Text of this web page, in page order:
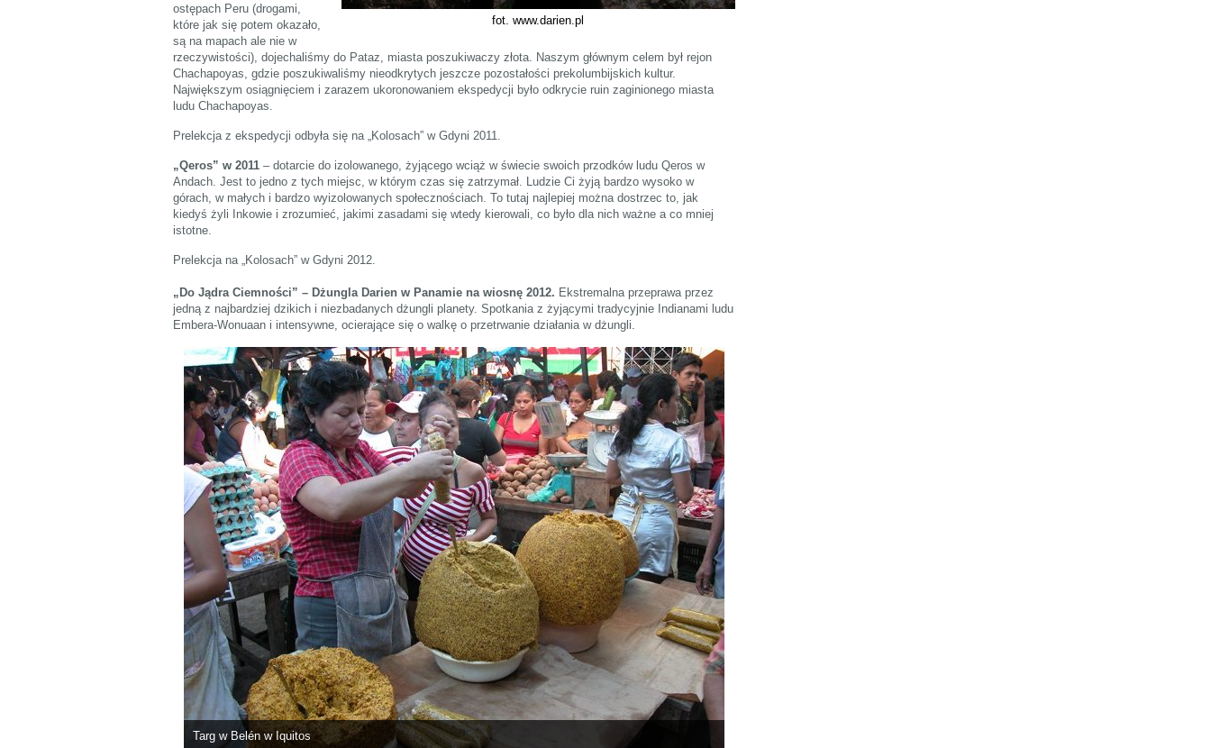
fot. www.darien.pl
ostępach Peru (drogami,
które jak się potem okazało,
są na mapach ale nie w
rzeczywistości), dojechaliśmy do Pataz, miasta poszukiwaczy złota. Naszym głównym celem był rejon
Chachapoyas, gdzie poszukiwaliśmy nieodkrytych jeszcze pozostałości prekolumbijskich kultur.
Największym osiągnięciem i zarazem ukoronowaniem ekspedycji było odkrycie ruin zaginionego miasta
ludu Chachapoyas.
Prelekcja z ekspedycji odbyła się na „Kolosach” w Gdyni 2011.
„Qeros” w 2011 – dotarcie do izolowanego, żyjącego wciąż w świecie swoich przodków ludu Qeros w
Andach. Jest to jedno z tych miejsc, w którym czas się zatrzymał. Ludzie Ci żyją bardzo wysoko w
górach, w małych i bardzo wyizolowanych społecznościach. To tutaj najlepiej można dostrzec to, jak
kiedyś żyli Inkowie i zrozumieć, jakimi zasadami się wtedy kierowali, co było dla nich ważne a co mniej
istotne.
Prelekcja na „Kolosach” w Gdyni 2012.
„Do Jądra Ciemności” – Dżungla Darien w Panamie na wiosnę 2012. Ekstremalna przeprawa przez
jedną z najbardziej dzikich i niezbadanych dżungli planety. Spotkania z żyjącymi tradycyjnie Indianami ludu
Embera-Wonuaan i intensywne, ocierające się o walkę o przetrwanie działania w dżungli.
Targ w Belén w Iquitos